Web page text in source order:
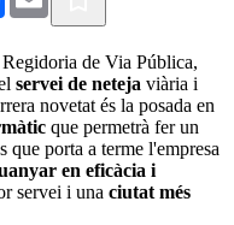
Regidoria de Via Pública,
servei de neteja viària i
novetat és la posada en
que permetrà fer un
que porta a terme l'empresa
en eficàcia i
servei i una ciutat més